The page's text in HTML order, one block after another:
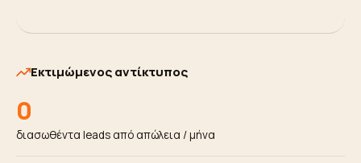
Εκτιμώμενος αντίκτυπος
0
διασωθέντα leads από απώλεια / μήνα